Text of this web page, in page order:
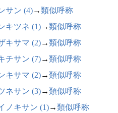
サン (4)→類似呼称
キツネ (1)→類似呼称
キサマ (2)→類似呼称
チサン (7)→類似呼称
キサマ (2)→類似呼称
ネサン (3)→類似呼称
ノキサン (1)→類似呼称